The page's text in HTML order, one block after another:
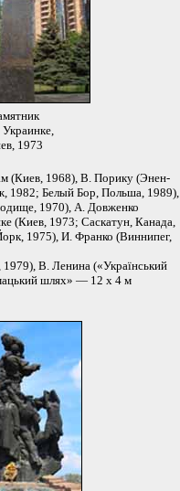
1973
(Киев, 1968), В. Порику (Энен-
1982; Белый Бор, Польша, 1989),
1970), А. Довженко
(Киев, 1973; Саскатун, Канада,
1975), И. Франко (Виннипег,
В. Ленина («Український
шлях» — 12 х 4 м